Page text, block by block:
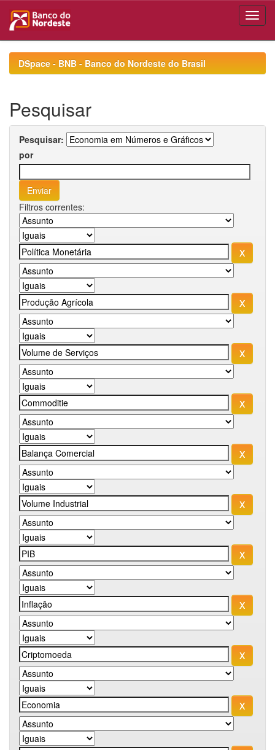
navigationDSpace - BNB - Banco do Nordeste do Brasil
Pesquisar
Pesquisar:
por
Filtros correntes: